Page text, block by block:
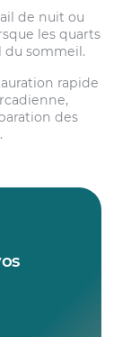
de nuit ou
les quarts
sommeil.
rapide
des